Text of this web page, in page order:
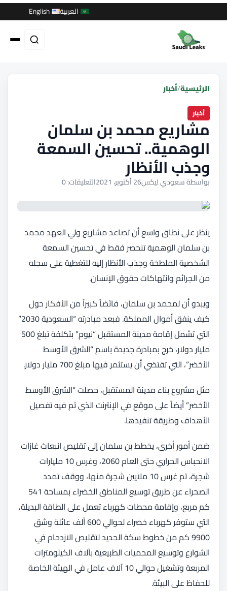
العربية English
الرئيسية/أخبار
أخبار
مشاريع محمد بن سلمان
الوهمية.. تحسين السمعة
وجذب الأنظار
بواسطة سعودي ليكس26 أكتوبر، 2021 التعليقات: 0
ينظر على نطاق واسع أن تصاعد مشاريع ولي العهد محمد
بن سلمان الوهمية تنحصر فقط في تحسين السمعة
الشخصية الملطخة وجذب الأنظار إليه للتغطية على سجله
من الجرائم وانتهاكات حقوق الإنسان.
ويبدو أن لمحمد بن سلمان، فائضاً كبيراً منالأفكار حول
كيف ينفق أموال المملكة. فبعد مبادرته “السعودية 2030”
التي تشمل إقامة مدينة المستقبل “نيوم” بتكلفة تبلغ 500
مليار دولار، خرج بمبادرة جديدة باسم “الشرق الأوسط
الأخضر”، التي تقتضي أن يستثمر فيها مبلغ 700 مليار دولار.
مثل مشروع بناء مدينة المستقبل، حصلت “الشرق الأوسط
الأخضر” أيضاً على موقع في الإنترنت الذي تم فيه تفصيل
الأهداف وطريقة تنفيذها.
ضمن أمور أخرى، يخطط بن سلمان إلى تقليص انبعاث غازات
الانحباس الحراري حتى العام 2060، وغرس 10 مليارات
شجرة، تم غرس 10 ملايين شجرة منها، ووقف تمدد
الصحراء عن طريق توسيع المناطق الخضراء بمساحة 541
كم مربع، وإقامة محطات كهرباء تعمل على الطاقة البديلة،
التي ستوفر كهرباء خضراء لحوالي 600 ألف عائلة وشق
9900 كم من خطوط سكة الحديد لتقليص الازدحام في
الشوارع وتوسيع المحميات الطبيعية بآلاف الكيلومترات
المربعة وتشغيل حوالي 10 آلاف عامل في الهيئة الخاصة
للحفاظ على البيئة.